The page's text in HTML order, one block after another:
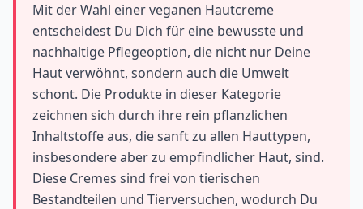
Mit der Wahl einer veganen Hautcreme
entscheidest Du Dich für eine bewusste und
nachhaltige Pflegeoption, die nicht nur Deine
Haut verwöhnt, sondern auch die Umwelt
schont. Die Produkte in dieser Kategorie
zeichnen sich durch ihre rein pflanzlichen
Inhaltstoffe aus, die sanft zu allen Hauttypen,
insbesondere aber zu empfindlicher Haut, sind.
Diese Cremes sind frei von tierischen
Bestandteilen und Tierversuchen, wodurch Du